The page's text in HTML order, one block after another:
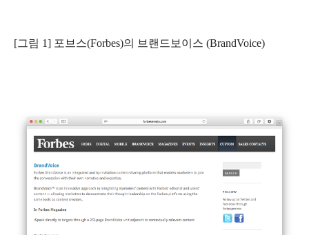
[그림 1] 포브스(Forbes)의 브랜드보이스 (BrandVoice)